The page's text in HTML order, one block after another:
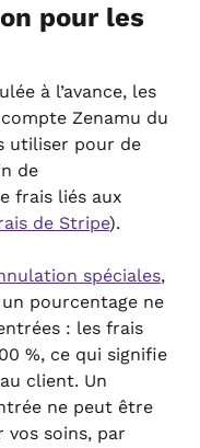
pour les
à l’avance, les
Zenamu du
utiliser pour de
de
frais liés aux
de Stripe).
spéciales,
pourcentage ne
: les frais
%, ce qui signifie
client. Un
ne peut être
soins, par